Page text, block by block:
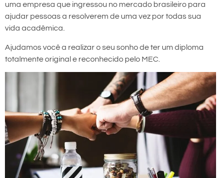
uma empresa que ingressou no mercado brasileiro para
ajudar pessoas a resolverem de uma vez por todas sua
vida acadêmica.
Ajudamos você a realizar o seu sonho de ter um diploma
totalmente original e reconhecido pelo MEC.